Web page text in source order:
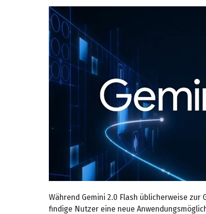
Während Gemini 2.0 Flash üblicherweise
findige Nutzer eine neue